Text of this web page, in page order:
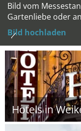
Bild vom
Gartenliebe oder
Bild hochladen
Hotels in